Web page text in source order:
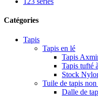
Catégories
Tapis
Tapis en lé
Tapis
Tapis tufté
Stock
Tuile de tapis non
Dalle de